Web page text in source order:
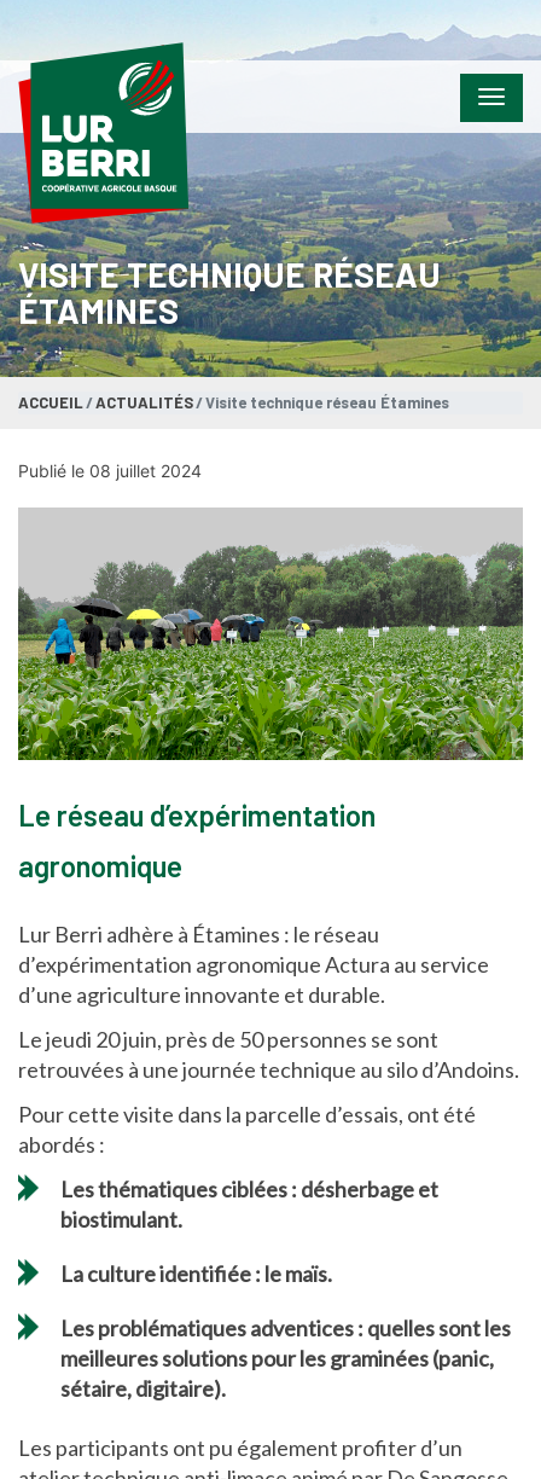
Menu
VISITE TECHNIQUE RÉSEAU
ÉTAMINES
ACCUEIL ACTUALITÉS Visite technique réseau Étamines
Publié le 08 juillet 2024
Le réseau d’expérimentation
agronomique
Lur Berri adhère à Étamines : le réseau
d’expérimentation agronomique Actura au service
d’une agriculture innovante et durable.
Le jeudi 20 juin, près de 50 personnes se sont
retrouvées à une journée technique au silo d’Andoins.
Pour cette visite dans la parcelle d’essais, ont été
abordés :
Les thématiques ciblées : désherbage et
biostimulant.
La culture identifiée : le maïs.
Les problématiques adventices : quelles sont les
meilleures solutions pour les graminées (panic,
sétaire, digitaire).
Les participants ont pu également profiter d’un